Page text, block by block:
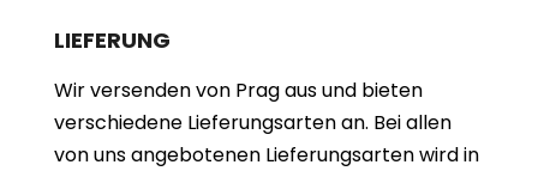
LIEFERUNG
Wir versenden von Prag aus und bieten
verschiedene Lieferungsarten an. Bei allen
von uns angebotenen Lieferungsarten wird in